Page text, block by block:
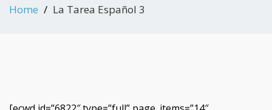
Home La Tarea Español 3